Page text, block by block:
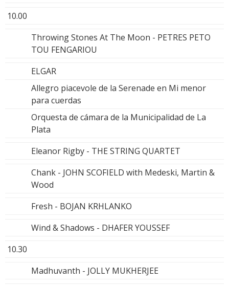
10.00
Throwing Stones At The Moon - PETRES PETO
TOU FENGARIOU
ELGAR
Allegro piacevole de la Serenade en Mi menor
para cuerdas
Orquesta de cámara de la Municipalidad de La
Plata
Eleanor Rigby - THE STRING QUARTET
Chank - JOHN SCOFIELD with Medeski, Martin &
Wood
Fresh - BOJAN KRHLANKO
Wind & Shadows - DHAFER YOUSSEF
10.30
Madhuvanth - JOLLY MUKHERJEE